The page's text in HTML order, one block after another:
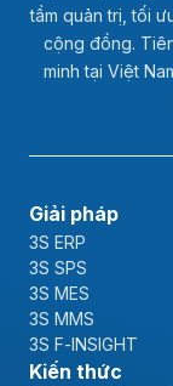
tầm quản trị, tối
cộng đồng.
minh tại Việt
Giải pháp
3S ERP
3S SPS
3S MES
3S MMS
3S F-INSIGHT
Kiến thức